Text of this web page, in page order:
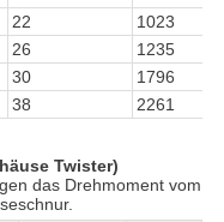
22
1023
26
1235
30
1796
38 2261
Twister)
das Drehmoment vom